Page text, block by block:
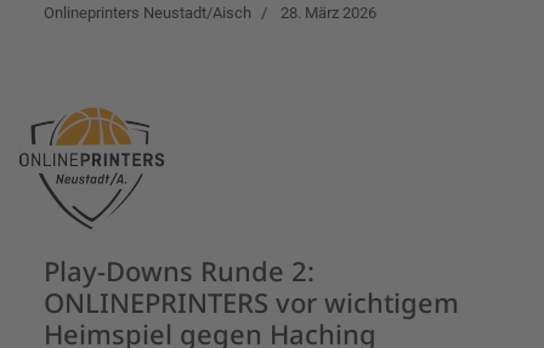
Onlineprinters Neustadt/Aisch 28. März 2026
Play-Downs Runde 2:
ONLINEPRINTERS vor wichtigem
Heimspiel gegen Haching